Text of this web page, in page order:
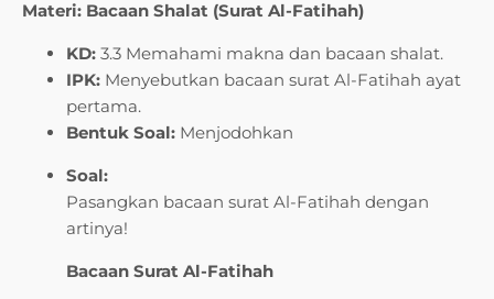
Materi: Bacaan Shalat (Surat Al-Fatihah)
KD: 3.3 Memahami makna dan bacaan shalat.
IPK: Menyebutkan bacaan surat Al-Fatihah ayat
pertama.
Bentuk Soal: Menjodohkan
Soal:
Pasangkan bacaan surat Al-Fatihah dengan
artinya!
Bacaan Surat Al-Fatihah